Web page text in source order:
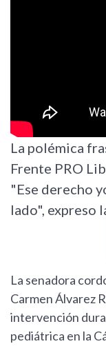
La polémica
Frente PRO
"Ese derecho
lado", expreso
La senadora
Carmen Álvarez
intervención
pediátrica en la